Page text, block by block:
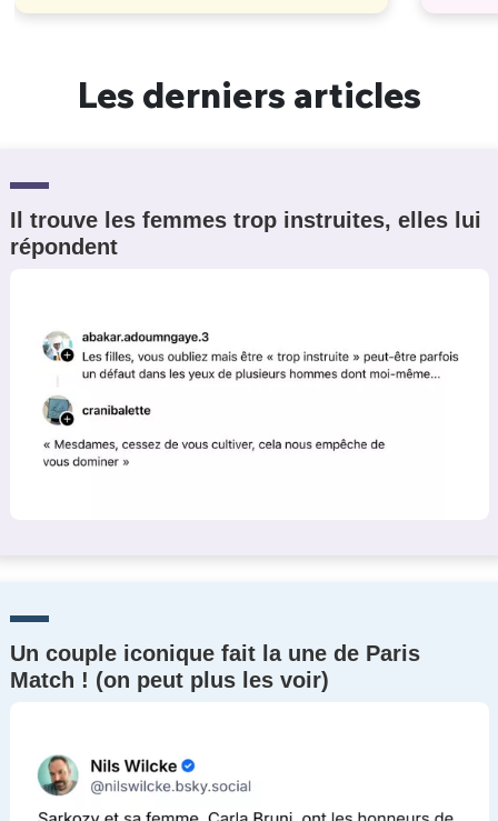
Les derniers articles
Il trouve les femmes trop instruites, elles lui
répondent
Un couple iconique fait la une de Paris
Match ! (on peut plus les voir)